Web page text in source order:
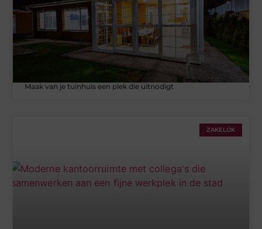
Maak van je tuinhuis een plek die uitnodigt
ZAKELIJK